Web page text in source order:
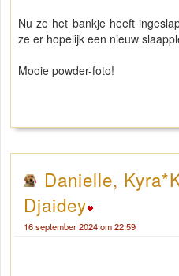
Nu ze het bankje heeft
ze er hopelijk een nieuw
Mooie powder-foto!
Danielle,
Djaidey
16 september 2024 om 22:59